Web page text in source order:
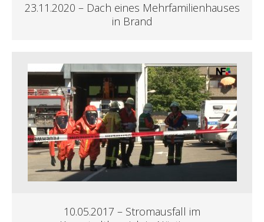
23.11.2020 – Dach eines Mehrfamilienhauses
in Brand
10.05.2017 – Stromausfall im